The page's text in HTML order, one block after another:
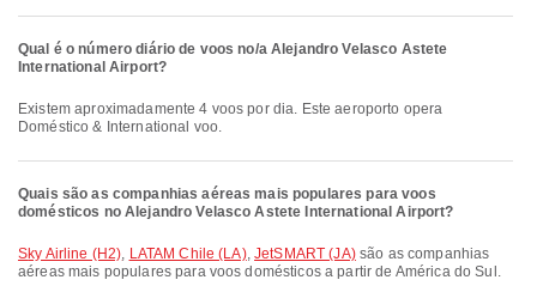
Qual é o número diário de voos no/a Alejandro Velasco Astete
International Airport?
Existem aproximadamente 4 voos por dia. Este aeroporto opera
Doméstico & International voo.
Quais são as companhias aéreas mais populares para voos
domésticos no Alejandro Velasco Astete International Airport?
Sky Airline (H2), LATAM Chile (LA),JetSMART (JA)são as companhias
aéreas mais populares para voos domésticos a partir de América do Sul.